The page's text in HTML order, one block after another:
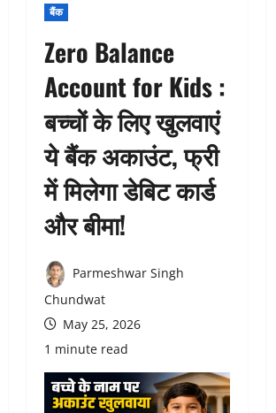
बैंक
Zero Balance
Account for Kids :
बच्चों के लिए खुलवाएं
ये बैंक अकाउंट, फ्री
में मिलेगा डेबिट कार्ड
और बीमा!
Parmeshwar Singh
Chundwat
May 25, 2026
1 minute read